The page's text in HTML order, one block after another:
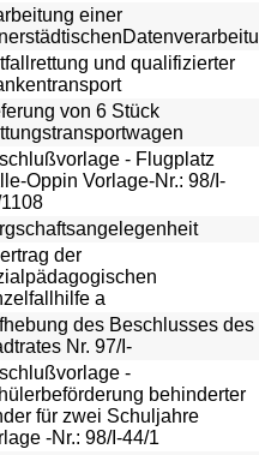
einer
und qualifizierter
von 6 Stück
- Flugplatz
Oppin Vorlage-Nr.: 98/I-
der
a
des Beschlusses des
Nr. 97/I-
-
behinderter
für zwei Schuljahre
-Nr.: 98/I-44/1